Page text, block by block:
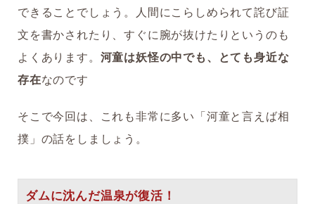
できることでしょう。人間にこらしめられて詫び証
文を書かされたり、すぐに腕が抜けたりというのも
よくあります。 河童は妖怪の中でも、とても身近な
存在なのです
そこで今回は、これも非常に多い「河童と言えば相
撲」の話をしましょう。
ダムに沈んだ温泉が復活！